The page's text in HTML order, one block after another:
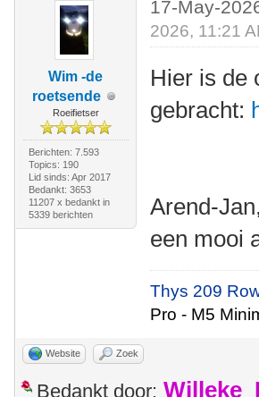
Wim -de
roetsende
Roeifietser
Berichten: 7.593
Topics: 190
Lid sinds: Apr 2017
Bedankt: 3653
11207 x bedankt in
5339 berichten
17-May-
2026, 11:21
Hier is de
gebracht:
Arend-
een mooi
Thys 209
Pro - M5
Website Zoek
Bedankt door: